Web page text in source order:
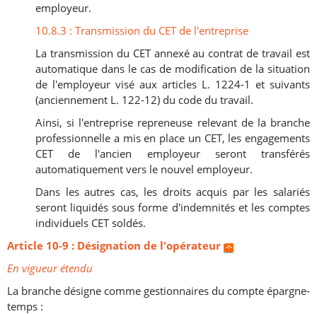
employeur.
10.8.3 : Transmission du CET de l'entreprise
La transmission du CET annexé au contrat de travail est
automatique dans le cas de modification de la situation
de l'employeur visé aux articles L. 1224-1 et suivants
(anciennement L. 122-12) du code du travail.
Ainsi, si l'entreprise repreneuse relevant de la branche
professionnelle a mis en place un CET, les engagements
CET de l'ancien employeur seront transférés
automatiquement vers le nouvel employeur.
Dans les autres cas, les droits acquis par les salariés
seront liquidés sous forme d'indemnités et les comptes
individuels CET soldés.
Article 10-9 : Désignation de l'opérateur
En vigueur étendu
La branche désigne comme gestionnaires du compte épargne-
temps :